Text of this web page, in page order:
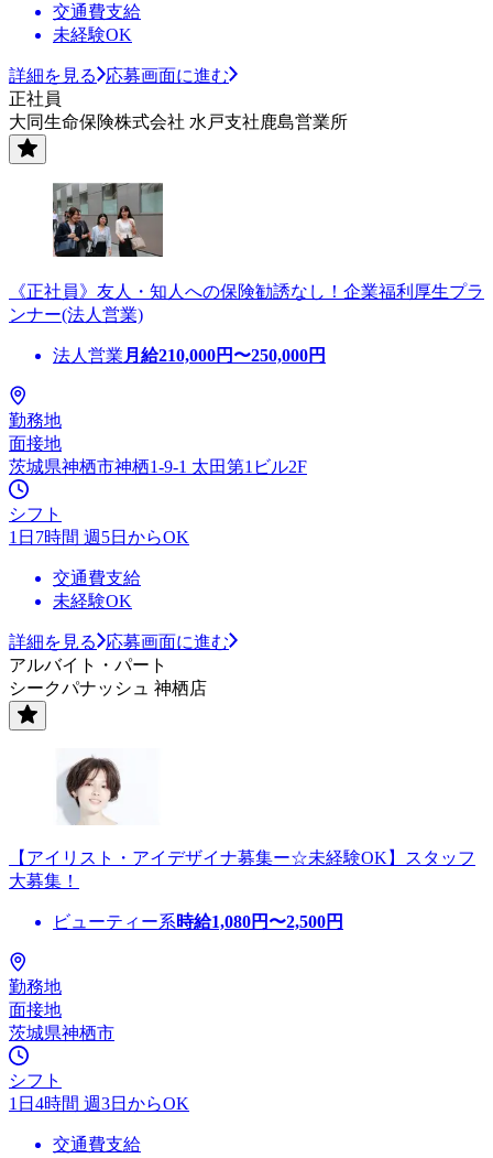
交通費支給
未経験OK
詳細を見る
応募画面に進む
正社員
大同生命保険株式会社 水戸支社鹿島営業所
《正社員》友人・知人への保険勧誘なし！企業福利厚生プラ
ンナー(法人営業)
法人営業 月給210,000円〜250,000円
勤務地
面接地
茨城県神栖市神栖1-9-1 太田第1ビル2F
シフト
1日7時間 週5日からOK
交通費支給
未経験OK
詳細を見る
応募画面に進む
アルバイト・パート
シークパナッシュ 神栖店
【アイリスト・アイデザイナ募集ー☆未経験OK】スタッフ
大募集！
ビューティー系時給1,080円〜2,500円
勤務地
面接地
茨城県神栖市
シフト
1日4時間 週3日からOK
交通費支給